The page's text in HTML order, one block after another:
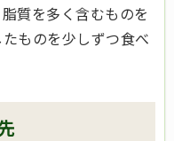
質を多く含むものを
ものを少しずつ食べ